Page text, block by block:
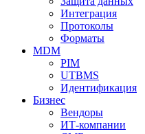
Интеграция
Протоколы
Форматы
MDM
PIM
UTBMS
Идентификация
Бизнес
Вендоры
ИТ-компании